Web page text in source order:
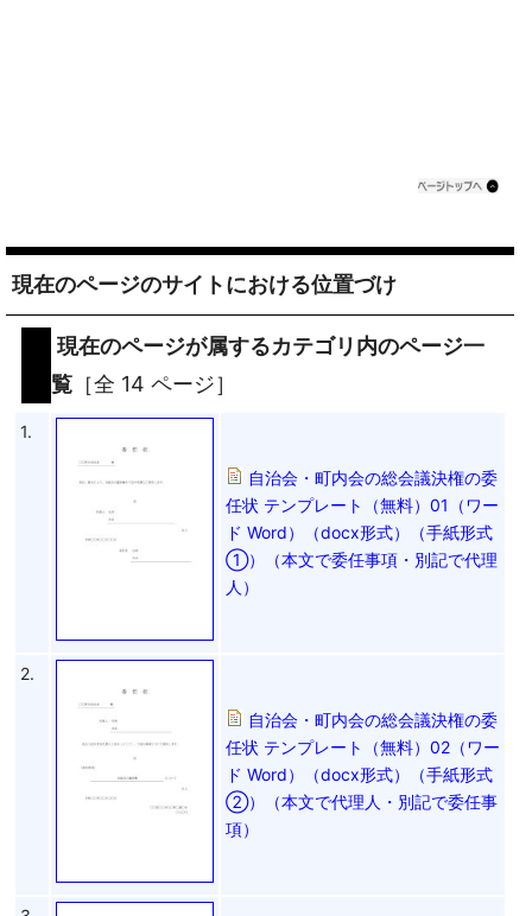
現在のページのサイトにおける位置づけ
現在のページが属するカテゴリ内のページ一
覧 ［全 14 ページ］
1.
自治会・町内会の総会議決権の委
任状 テンプレート（無料）01（ワー
ド Word）（docx形式）（手紙形式
①）（本文で委任事項・別記で代理
人）
2.
自治会・町内会の総会議決権の委
任状 テンプレート（無料）02（ワー
ド Word）（docx形式）（手紙形式
②）（本文で代理人・別記で委任事
項）